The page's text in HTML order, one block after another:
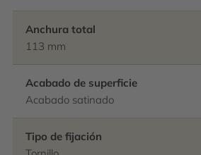
Anchura total
113 mm
Acabado de superficie
Acabado satinado
Tipo de fijación